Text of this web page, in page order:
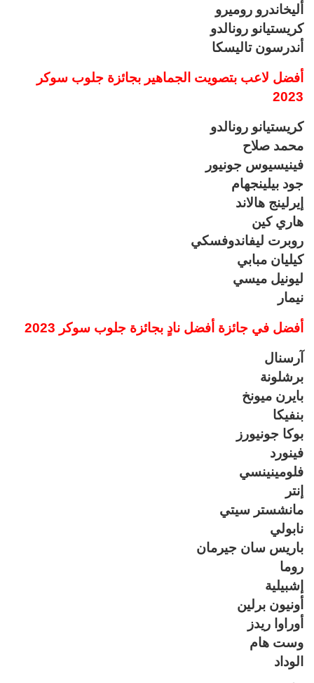
أليخاندرو روميرو
كريستيانو رونالدو
أندرسون تاليسكا
أفضل لاعب بتصويت الجماهير بجائزة جلوب سوكر
2023
كريستيانو رونالدو
محمد صلاح
فينيسيوس جونيور
جود بيلينجهام
إيرلينج هالاند
هاري كين
روبرت ليفاندوفسكي
كيليان مبابي
ليونيل ميسي
نيمار
أفضل في جائزة أفضل نادٍ بجائزة جلوب سوكر 2023
آرسنال
برشلونة
بايرن ميونخ
بنفيكا
بوكا جونيورز
فينورد
فلومينينسي
إنتر
مانشستر سيتي
نابولي
باريس سان جيرمان
روما
إشبيلية
أونيون برلين
أوراوا ريدز
وست هام
الوداد